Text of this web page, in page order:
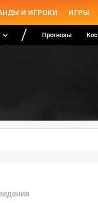
И ИГРОКИ ИГРЫ
Прогнозы